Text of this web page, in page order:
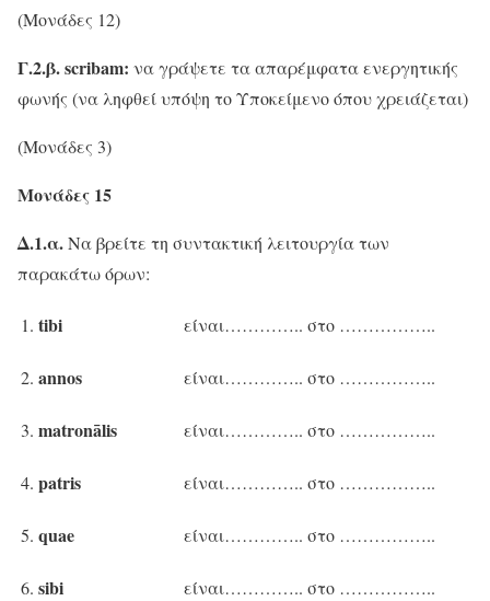
(Μονάδες 12)
Γ.2.β.scribam: να γράψετε τα απαρέμφατα ενεργητικής
φωνής (να ληφθεί υπόψη το Υποκείμενο όπου χρειάζεται)
(Μονάδες 3)
Μονάδες 15
Δ.1.α.Να βρείτε τη συντακτική λειτουργία των
παρακάτω όρων:
1. tibi είναι………….. στο ……………..
2. annos είναι………….. στο ……………..
3. matronālis είναι………….. στο ……………..
4. patris είναι………….. στο ……………..
5. quae είναι………….. στο ……………..
6. sibi είναι………….. στο ……………..